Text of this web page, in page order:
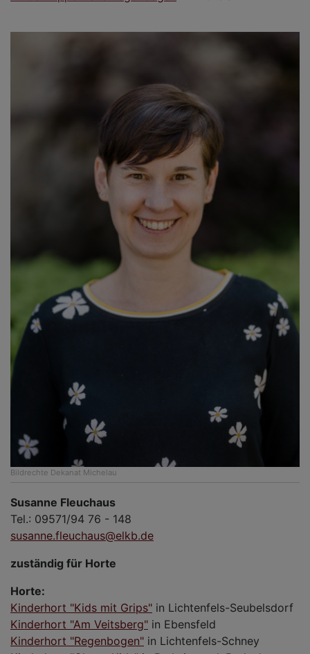
Bildrechte Dekanat Michelau
Susanne Fleuchaus
Tel.: 09571/94 76 - 148
susanne.fleuchaus@elkb.de
zuständig für Horte
Horte:
Kinderhort "Kids mit Grips" in Lichtenfels-Seubelsdorf
Kinderhort "Am Veitsberg" in Ebensfeld
Kinderhort "Regenbogen" in Lichtenfels-Schney